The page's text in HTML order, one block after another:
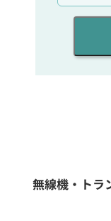
出力を
同時通
フリ
無線機・トラ